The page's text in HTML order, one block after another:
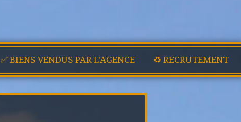
✅ BIENS VENDUS PAR L'AGENCE ♻️ RECRUTEMENT